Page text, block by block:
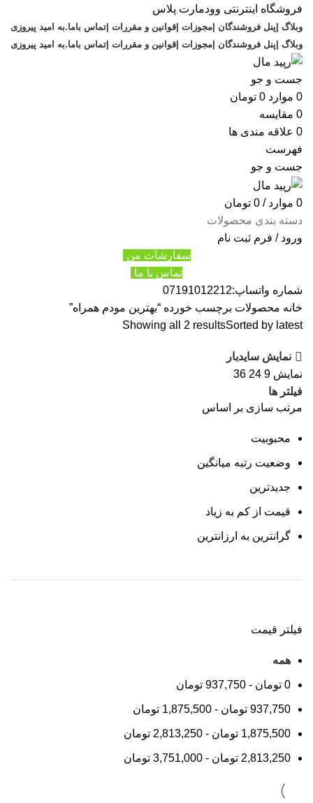
فروشگاه اینترنتی وودمارت پلاس
وبلاگ | پنل فروشندگان | مجوزات | قوانین و مقررات | تماس باما.به امید پیروزی
وبلاگ | پنل فروشندگان | مجوزات | قوانین و مقررات | تماس باما.به امید پیروزی
جست و جو
0 موارد 0 تومان
0 مقایسه
0 علاقه مندی ها
فهرست
جست و جو
0 موارد /
0 تومان
دسته بندی محصولات
ورود / فرم ثبت نام
سفارشات من
تماس با ما
شماره واتساپ:07191012212
خانه محصولات برچسب خورده “بهترین مودم همراه”
Showing all 2 resultsSorted by latest
نمایش سایدبار
نمایش 9
24
36
فیلتر ها
مرتب سازی بر اساس
محبوبیت
وضعیت رتبه میانگین
جدیدترین
قیمت از کم به زیاد
گرانترین به ارزانترین
فیلتر قیمت
همه
0 تومان -
937,750 تومان
937,750 تومان -
1,875,500 تومان
1,875,500 تومان -
2,813,250 تومان
2,813,250 تومان -
3,751,000 تومان